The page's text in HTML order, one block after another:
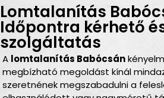
Lomtalanítás
Időpontra kérhető
szolgáltatás
A lomtalanítás Babócsán
megbízható megoldást kínál
szeretnének megszabadulni a